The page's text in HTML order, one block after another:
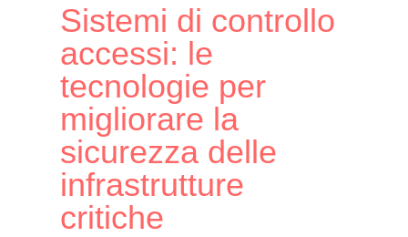
Sistemi di controllo
accessi: le
tecnologie per
migliorare la
sicurezza delle
infrastrutture
critiche